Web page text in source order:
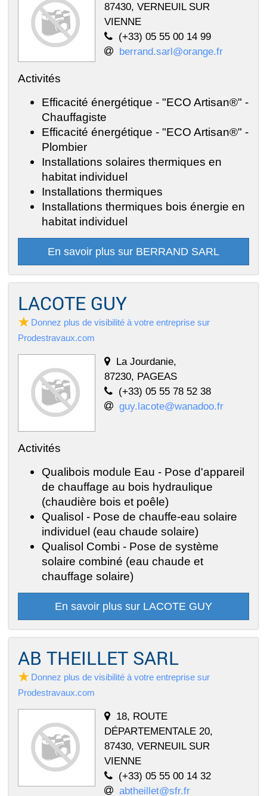
87430, VERNEUIL SUR
VIENNE
(+33) 05 55 00 14 99
berrand.sarl@orange.fr
Activités
Efficacité énergétique - "ECO Artisan®" -
Chauffagiste
Efficacité énergétique - "ECO Artisan®" -
Plombier
Installations solaires thermiques en
habitat individuel
Installations thermiques
Installations thermiques bois énergie en
habitat individuel
En savoir plus sur BERRAND SARL
LACOTE GUY
Donnez plus de visibilité à votre entreprise sur
Prodestravaux.com
La Jourdanie,
87230, PAGEAS
(+33) 05 55 78 52 38
guy.lacote@wanadoo.fr
Activités
Qualibois module Eau - Pose d'appareil
de chauffage au bois hydraulique
(chaudière bois et poêle)
Qualisol - Pose de chauffe-eau solaire
individuel (eau chaude solaire)
Qualisol Combi - Pose de système
solaire combiné (eau chaude et
chauffage solaire)
En savoir plus sur LACOTE GUY
AB THEILLET SARL
Donnez plus de visibilité à votre entreprise sur
Prodestravaux.com
18, ROUTE
DÉPARTEMENTALE 20,
87430, VERNEUIL SUR
VIENNE
(+33) 05 55 00 14 32
abtheillet@sfr.fr